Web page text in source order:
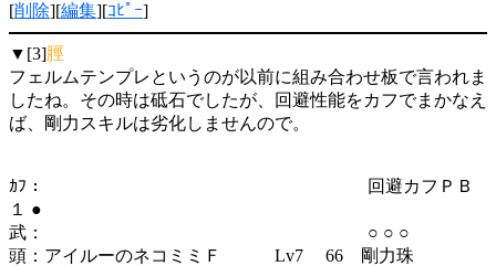
[削除][編集][ｺﾋﾟｰ]
▼[3]脛
フェルムテンプレというのが以前に組み合わせ板で言われま
したね。その時は砥石でしたが、回避性能をカフでまかなえ
ば、剛力スキルは劣化しませんので。
ｶﾌ： 回避カフＰＢ
１ ●
武： ○ ○ ○
頭：アイルーのネコミミＦ Lv7 66 剛力珠